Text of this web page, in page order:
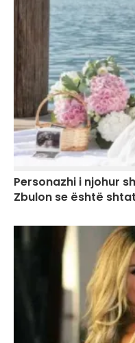
Personazhi i njohur
Zbulon se është